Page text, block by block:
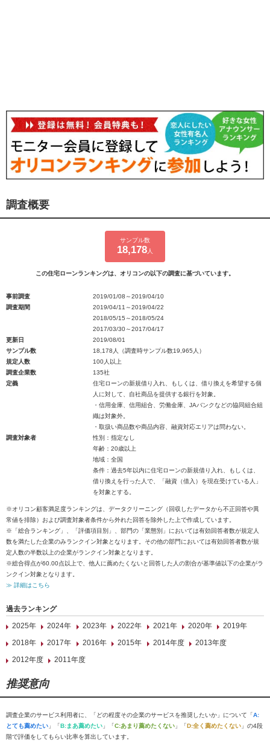
調査概要
サンプル数
18,178 人
この住宅ローンランキングは、オリコンの以下の調査に基づいています。
事前調査
2019/01/08～2019/04/10
調査期間
2019/04/11～2019/04/22
2018/05/15～2018/05/24
2017/03/30～2017/04/17
更新日
2019/08/01
サンプル数
18,178人（調査時サンプル数19,965人）
規定人数
100人以上
調査企業数
135社
定義
住宅ローンの新規借り入れ、もしくは、借り換えを希望する個
人に対して、自社商品を提供する銀行を対象。
・信用金庫、信用組合、労働金庫、JAバンクなどの協同組合組
織は対象外。
・取扱い商品数や商品内容、融資対応エリアは問わない。
調査対象者
性別：指定なし
年齢：20歳以上
地域：全国
条件：過去5年以内に住宅ローンの新規借り入れ、もしくは、
借り換えを行った人で、「融資（借入）を現在受けている人」
を対象とする。
※オリコン顧客満足度ランキングは、データクリーニング（回収したデータから不正回答や異
常値を排除）および調査対象者条件から外れた回答を除外した上で作成しています。
※「総合ランキング」、「評価項目別」、部門の「業態別」においては有効回答者数が規定人
数を満たした企業のみランクイン対象となります。その他の部門においては有効回答者数が規
定人数の半数以上の企業がランクイン対象となります。
※総合得点が60.00点以上で、他人に薦めたくないと回答した人の割合が基準値以下の企業がラ
ンクイン対象となります。
≫ 詳細はこちら
過去ランキング
2025年
2024年 2023年 2022年 2021年 2020年
2019年
2018年
2017年 2016年 2015年 2014年度
2013年度
2012年度
2011年度
推奨意向
調査企業のサービス利用者に、「どの程度その企業のサービスを推奨したいか」について「A:
とても薦めたい 」「B:まあ薦めたい 」「C:あまり薦めたくない 」「D:全く薦めたくない 」の4段
階で評価をしてもらい比率を算出しています。